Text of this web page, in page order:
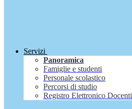
Servizi
Panoramica
Famiglie e studenti
Personale scolastico
Percorsi di studio
Registro Elettronico Docenti